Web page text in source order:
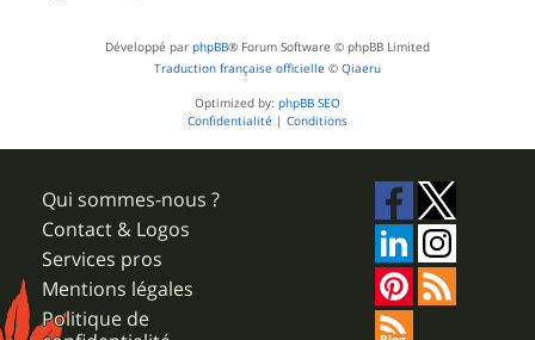
Développé par phpBB® Forum Software © phpBB Limited
Traduction française officielle © Qiaeru
Optimized by: phpBB SEO
Confidentialité | Conditions
Qui sommes-nous ?
Contact & Logos
Services pros
Mentions légales
Politique de